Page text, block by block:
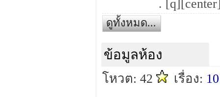
ดูทั้งหมด...
ข้อมูลห้อง
โหวต: 42 เรื่อง: 10